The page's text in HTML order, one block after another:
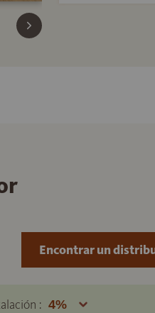
:
Encontrar un